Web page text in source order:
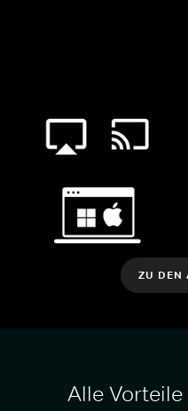
ZU DEN
Alle